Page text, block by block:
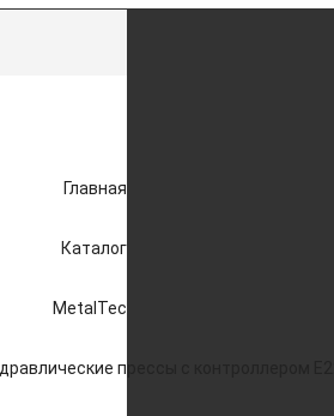
Главная
Каталог
MetalTec
прессы с контроллером E22